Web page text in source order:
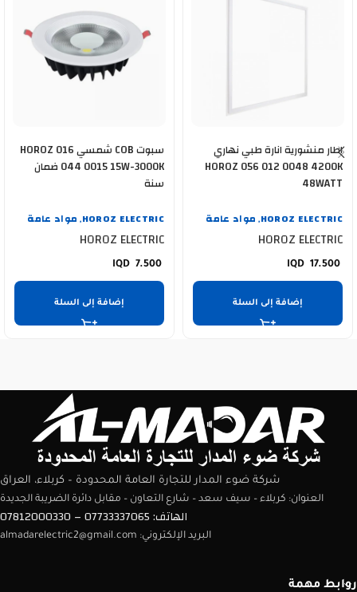
اطار منشورية انارة طبي نهاري
HOROZ 056 012 0048 4200K
48WATT
HOROZ ELECTRIC
, مواد عامة
HOROZ ELECTRIC
17.500
إضافة إلى السلة
سبوت COB شمسي HOROZ 016
044 0015 15W-3000K ضمان
سنة
HOROZ ELECTRIC
, مواد عامة
HOROZ ELECTRIC
7.500
إضافة إلى السلة
شركة ضوء المدار للتجارة العامة المحدودة – كربلاء، العراق
العنوان: كربلاء – سيف سعد – شارع التعاون – مقابل دائرة الضريبة الجديدة
الهاتف: 07733337065 – 07812000330
البريد الإلكتروني: almadarelectric2@gmail.com
روابط مهمة